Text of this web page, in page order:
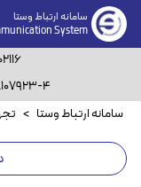
سامانه ارتباط وستا
System
4
سامانه ارتباط وستا >